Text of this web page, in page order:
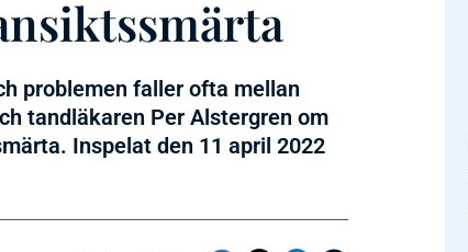
problemen faller ofta mellan
tandläkaren Per Alstergren om
Inspelat den 11 april 2022